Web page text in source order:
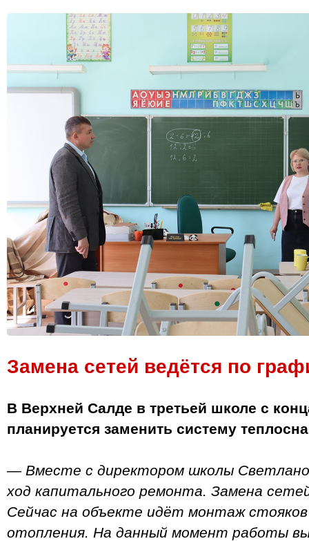
Замена сетей ведётся по
В Верхней Салде в третьей школе с
планируется заменить систему
— Вместе с директором школы
ход капитального ремонта. Замена
Сейчас на объекте идёт монтаж
отопления. На данный момент работы